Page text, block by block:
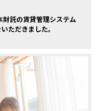
託の賃貸管理システム
ただきました。